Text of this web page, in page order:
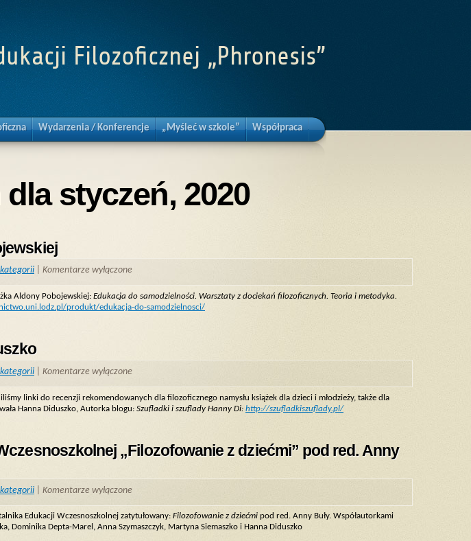
Filozoficznej „Phronesis”
Wydarzenia / Konferencje „Myśleć w szkole” Współpraca
styczeń, 2020
Komentarze wyłączone
Aldony Pobojewskiej: Edukacja do samodzielności. Warsztaty z dociekań filozoficznych. Teoria i metodyka.
produkt/edukacja-do-samodzielnosci/
Komentarze wyłączone
linki do recenzji rekomendowanych dla filozoficznego namysłu książek dla dzieci i młodzieży, także dla
Hanna Diduszko, Autorka blogu: Szufladki i szuflady Hanny Di: http://szufladkiszuflady.pl/
„Filozofowanie z dziećmi” pod red. Anny
Komentarze wyłączone
Edukacji Wczesnoszkolnej zatytułowany: Filozofowanie z dziećmi pod red. Anny Buły. Współautorkami
Dominika Depta-Marel, Anna Szymaszczyk, Martyna Siemaszko i Hanna Diduszko